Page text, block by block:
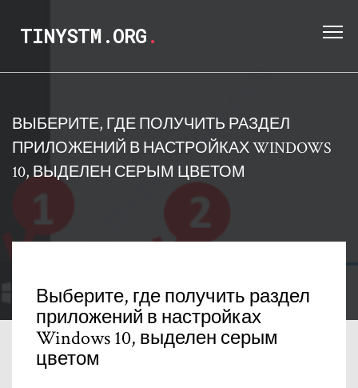
TINYSTM.ORG.
ВЫБЕРИТЕ, ГДЕ ПОЛУЧИТЬ РАЗДЕЛ
ПРИЛОЖЕНИЙ В НАСТРОЙКАХ WINDOWS
10, ВЫДЕЛЕН СЕРЫМ ЦВЕТОМ
Выберите, где получить раздел
приложений в настройках
Windows 10, выделен серым
цветом